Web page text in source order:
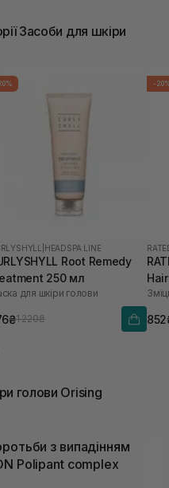
Засоби для шкіри
HEADSPA LINE
Root Remedy
250 мл
для шкіри голови
1 220₴
-
голови Orising
з випадінням
Polipant complex